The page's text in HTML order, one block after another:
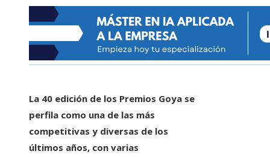
La 40 edición de los Premios Goya se
perfila como una de las más
competitivas y diversas de los
últimos años, con varias